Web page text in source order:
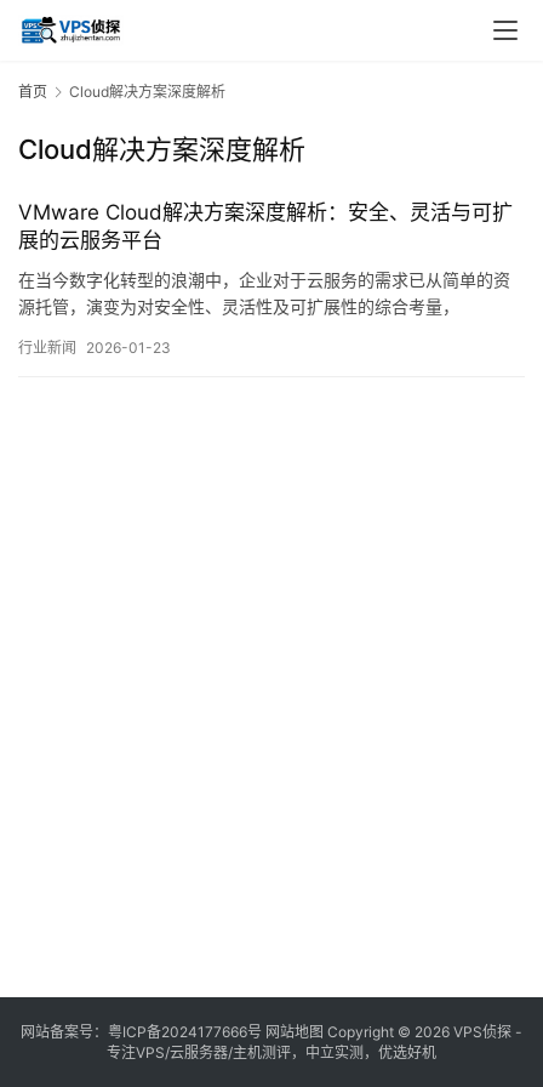
首页 Cloud解决方案深度解析
Cloud解决方案深度解析
VMware Cloud解决方案深度解析：安全、灵活与可扩
展的云服务平台
在当今数字化转型的浪潮中，企业对于云服务的需求已从简单的资
源托管，演变为对安全性、灵活性及可扩展性的综合考量，
实践恰好回应了这一系列复杂需求，本文旨在从技术架构、安全机
行业新闻 2026-01-23
网站备案号： 粤ICP备2024177666号 网站地图 Copyright © 2026 VPS侦探 -
专注VPS/云服务器/主机测评，中立实测，优选好机